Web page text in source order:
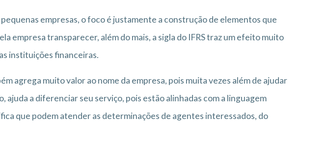
empresas, o foco é justamente a construção de elementos que
empresa transparecer, além do mais, a sigla do IFRS traz um efeito muito
instituições financeiras.
agrega muito valor ao nome da empresa, pois muita vezes além de ajudar
ajuda a diferenciar seu serviço, pois estão alinhadas com a linguagem
que podem atender as determinações de agentes interessados, do